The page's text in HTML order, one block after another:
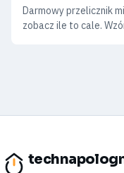
Darmowy przelicznik
zobacz ile to cale.